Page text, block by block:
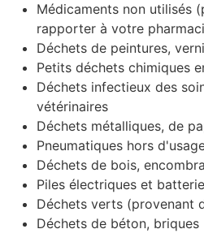
Médicaments non utilisés
rapporter à votre
Déchets de peintures,
Petits déchets chimiques
Déchets infectieux des
vétérinaires
Déchets métalliques, de
Pneumatiques hors
Déchets de bois,
Piles électriques et
Déchets verts (provenant
Déchets de béton, briques